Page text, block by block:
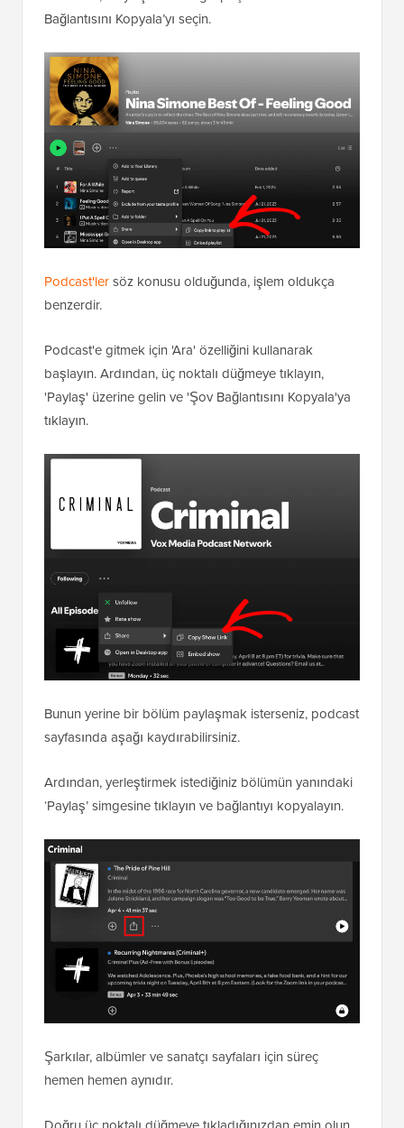
Bağlantısını Kopyala’yı seçin.
Podcast'lersöz konusu olduğunda, işlem oldukça
benzerdir.
Podcast'e gitmek için 'Ara' özelliğini kullanarak
başlayın. Ardından, üç noktalı düğmeye tıklayın,
'Paylaş' üzerine gelin ve 'Şov Bağlantısını Kopyala'ya
tıklayın.
Bunun yerine bir bölüm paylaşmak isterseniz, podcast
sayfasında aşağı kaydırabilirsiniz.
Ardından, yerleştirmek istediğiniz bölümün yanındaki
‘Paylaş’ simgesine tıklayın ve bağlantıyı kopyalayın.
Şarkılar, albümler ve sanatçı sayfaları için süreç
hemen hemen aynıdır.